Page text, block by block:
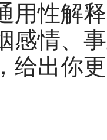
用性解
感情、
给出你